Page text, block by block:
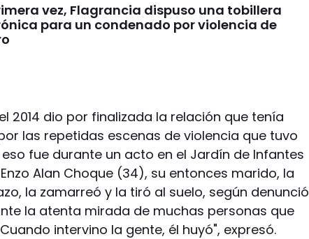
vez, Flagrancia dispuso una tobillera
para un condenado por violencia de
2014 dio por finalizada la relación que tenía
las repetidas escenas de violencia que tuvo
eso fue durante un acto en el Jardín de Infantes
Alan Choque (34), su entonces marido, la
la zamarreó y la tiró al suelo, según denunció
la atenta mirada de muchas personas que
intervino la gente, él huyó", expresó.